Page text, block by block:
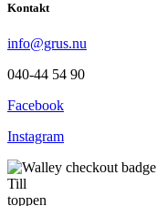
Kontakt
info@grus.nu
040-44 54 90
Facebook
Instagram
Till
toppen